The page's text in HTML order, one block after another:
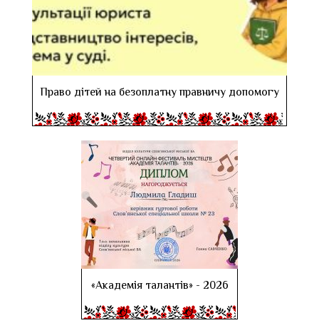
Право дітей на безоплатну правничу допомогу
«Академія талантів» - 2026